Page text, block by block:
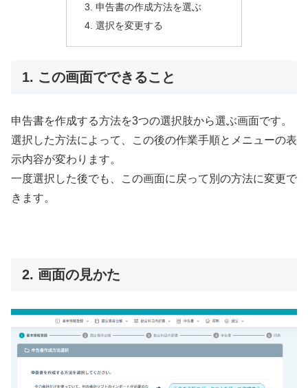
3. 申告書の作成方法を選ぶ
4. 選択を変更する
1. この画面でできること
申告書を作成する方法を3つの選択肢から選ぶ画面です。
選択した方法によって、この後の作業手順とメニューの表
示内容が変わります。
一度選択した後でも、この画面に戻って別の方法に変更で
きます。
2. 画面の見かた